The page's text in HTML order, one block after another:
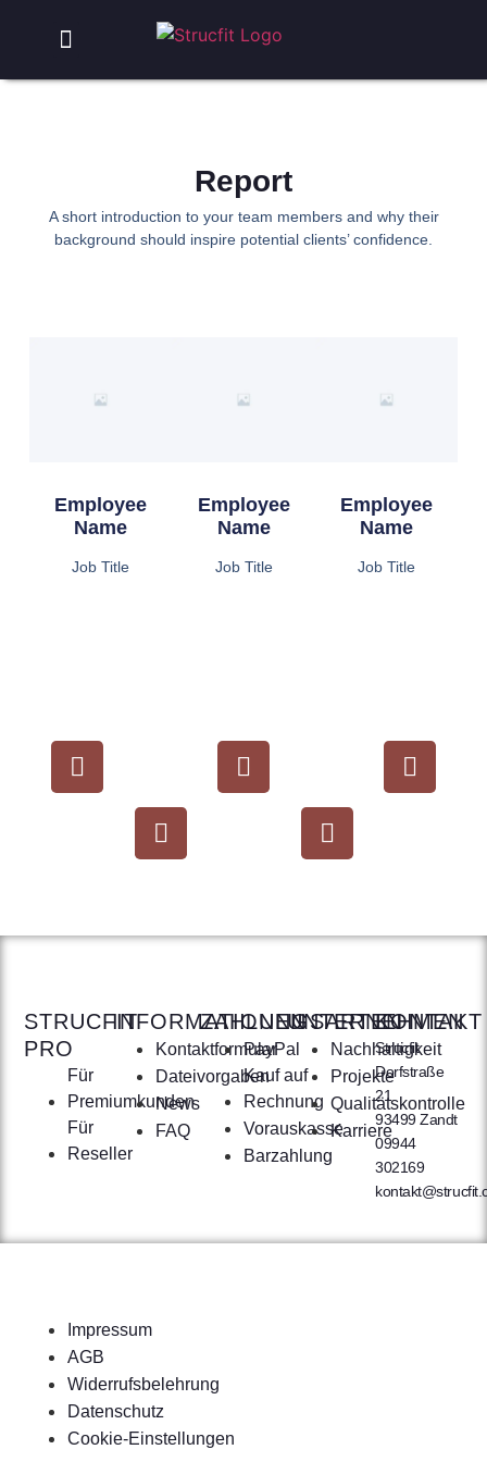
Report
A short introduction to your team members and why their
background should inspire potential clients’ confidence.
Employee
Name
Job Title
Employee
Name
Job Title
Employee
Name
Job Title
STRUCFIT
PRO
Für
Premiumkunden
Für
Reseller
INFORMATIONEN
Kontaktformular
Dateivorgaben
News
FAQ
ZAHLUNGSARTEN
PayPal
Kauf auf
Rechnung
Vorauskasse
Barzahlung
UNTERNEHMEN
Nachhaltigkeit
Projekte
Qualitätskontrolle
Karriere
KONTAKT
Strucfit
Dorfstraße
21
93499 Zandt
09944
302169
Impressum
AGB
Widerrufsbelehrung
Datenschutz
Cookie-Einstellungen